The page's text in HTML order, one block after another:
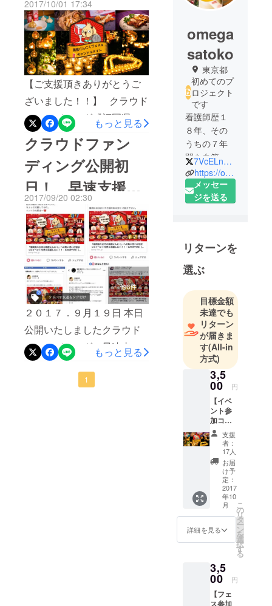
た！！！
2017/10/01 17:34
【ご支援頂きありがとうご
ざいました！！】 クラウド
ファンディング『福岡県八
女市の国産にんにくへの熱
い思いが詰まったイベント
を熱く応援したい！！』の
プロジェクトに参加してく
ださいましたパトロンの皆
さま、この度のご支援本当
にありがとうございまし
た！！ 突然お願いした個人
的プロジェクトにも関わら
ず、想像以上にたくさんの
方が参加して頂き、公開初
日に目標金額を達成するこ
と出来ました！ 今回、初の
クラウドファンディングに
て構成に未熟さ盛りだくさ
んだった中、心良くご支援
もっと見る
クラウドファン
ディング公開初
日！ 早速支援し
て頂きありがとう
ございます！！
2017/09/20 02:30
２０１７．９月１９日 本日
公開いたしましたクラウド
ファンディング、早速支援
して頂き本当にありがとう
ございます！！ こんなにも
もっと見る
1
omega
satoko
東京都
初めてのプ
ロジェクト
です
看護師歴１
８年、その
うちの７年
間を血管カ
テーテル室
（血管専門
治療室）に
梗塞や脳梗
塞、ガンな
どの生活習
慣病）のケ
アに携わ
る。父親が
４９歳で脳
梗塞になり
家族で介護
に関わった
経験から、
血管や脳を
健康に保つ
ことの重要
性を伝えた
いと奮起。
食品の中で
も動脈硬化
予防の高い
オメガオイ
ルを使用し
た料理のレ
シピ提案や
オメガオイ
ル料理セミ
ナーや講演
7VcELn9auPGje2V
https://omegasatoko.com
メッセー
ジを送る
リターンを
選ぶ
目標金額
未達でも
リターン
が届きま
す(All-in
方式)
3,5
00 円
【イベ
ント参
加コー
ス】
★『国
産にん
にく
フェス
３，０
００円
分チ
ケット
+１，０
００円
分追加
チケッ
額４，
０００
円
分）』
支援
者：
17人
お届
け予
定：
2017
年10
月
詳細を見る
こ
の
リ
タ
ー
ン
を
選
択
す
る
3,5
00 円
【フェ
ス参加